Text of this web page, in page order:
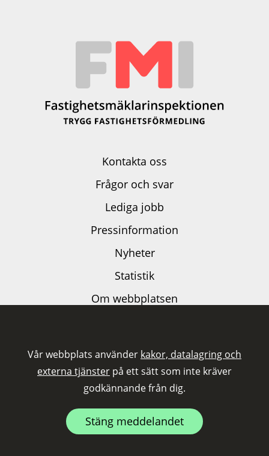
Vår webbplats använder kakor, datalagring och
externa tjänster på ett sätt som inte kräver
godkännande från dig.
Stäng meddelandet
Kontakta oss
Frågor och svar
Lediga jobb
Pressinformation
Nyheter
Statistik
Om webbplatsen
Tillgänglighetsutlåtande
Följ oss på LinkedIn